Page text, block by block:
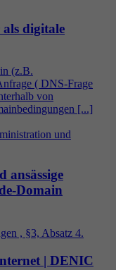
digitale
(z.B.
( DNS-Frage
von
[...]
und
ansässige
Domain
, §3, Absatz 4.
| DENIC